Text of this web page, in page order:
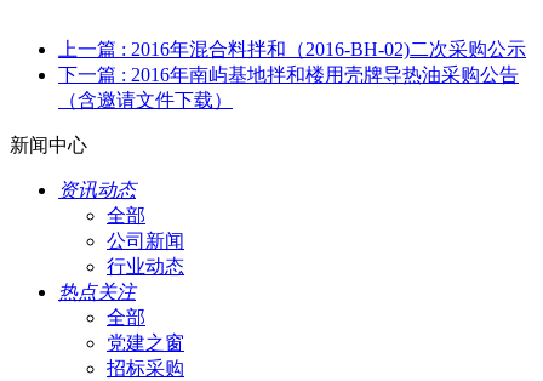
上一篇 : 2016年混合料拌和（2016-BH-02)二次采购公示
下一篇 : 2016年南屿基地拌和楼用壳牌导热油采购公告
（含邀请文件下载）
新闻中心
资讯动态
全部
公司新闻
行业动态
热点关注
全部
党建之窗
招标采购